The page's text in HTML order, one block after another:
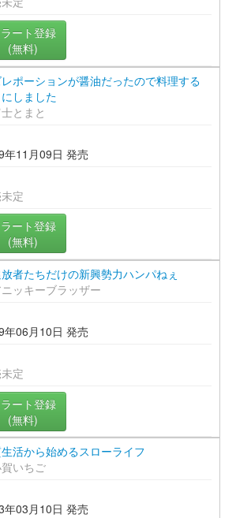
ート登録
(無料)
ポーションが醤油だったので料理する
しました
とまと
年11月09日 発売
定
ート登録
(無料)
者たちだけの新興勢力ハンパねぇ
ッキーブラッザー
年06月10日 発売
定
ート登録
(無料)
活から始めるスローライフ
いちご
年03月10日 発売